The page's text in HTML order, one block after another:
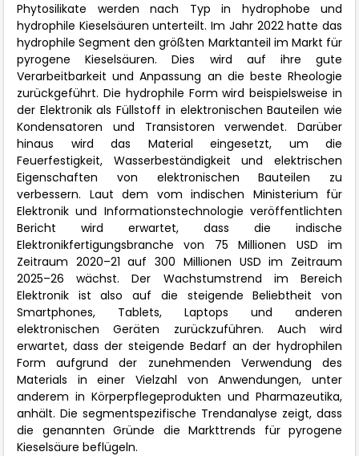
Phytosilikate werden nach Typ in hydrophobe und
hydrophile Kieselsäuren unterteilt. Im Jahr 2022 hatte das
hydrophile Segment den größten Marktanteil im Markt für
pyrogene Kieselsäuren. Dies wird auf ihre gute
Verarbeitbarkeit und Anpassung an die beste Rheologie
zurückgeführt. Die hydrophile Form wird beispielsweise in
der Elektronik als Füllstoff in elektronischen Bauteilen wie
Kondensatoren und Transistoren verwendet. Darüber
hinaus wird das Material eingesetzt, um die
Feuerfestigkeit, Wasserbeständigkeit und elektrischen
Eigenschaften von elektronischen Bauteilen zu
verbessern. Laut dem vom indischen Ministerium für
Elektronik und Informationstechnologie veröffentlichten
Bericht wird erwartet, dass die indische
Elektronikfertigungsbranche von 75 Millionen USD im
Zeitraum 2020–21 auf 300 Millionen USD im Zeitraum
2025–26 wächst. Der Wachstumstrend im Bereich
Elektronik ist also auf die steigende Beliebtheit von
Smartphones, Tablets, Laptops und anderen
elektronischen Geräten zurückzuführen. Auch wird
erwartet, dass der steigende Bedarf an der hydrophilen
Form aufgrund der zunehmenden Verwendung des
Materials in einer Vielzahl von Anwendungen, unter
anderem in Körperpflegeprodukten und Pharmazeutika,
anhält. Die segmentspezifische Trendanalyse zeigt, dass
die genannten Gründe die Markttrends für pyrogene
Kieselsäure beflügeln.